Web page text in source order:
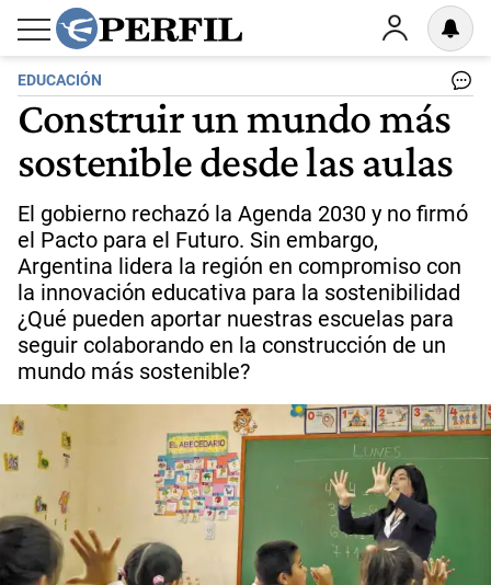
EDUCACIÓN
Construir un mundo más
sostenible desde las aulas
El gobierno rechazó la Agenda 2030 y no firmó
el Pacto para el Futuro. Sin embargo,
Argentina lidera la región en compromiso con
la innovación educativa para la sostenibilidad
¿Qué pueden aportar nuestras escuelas para
seguir colaborando en la construcción de un
mundo más sostenible?